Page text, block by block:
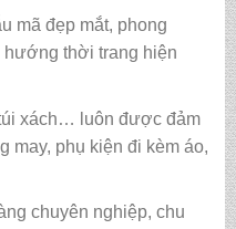
mã đẹp mắt, phong
thời trang hiện
xách…
luôn được đảm
may, phụ kiện đi kèm áo,
chuyên nghiệp, chu